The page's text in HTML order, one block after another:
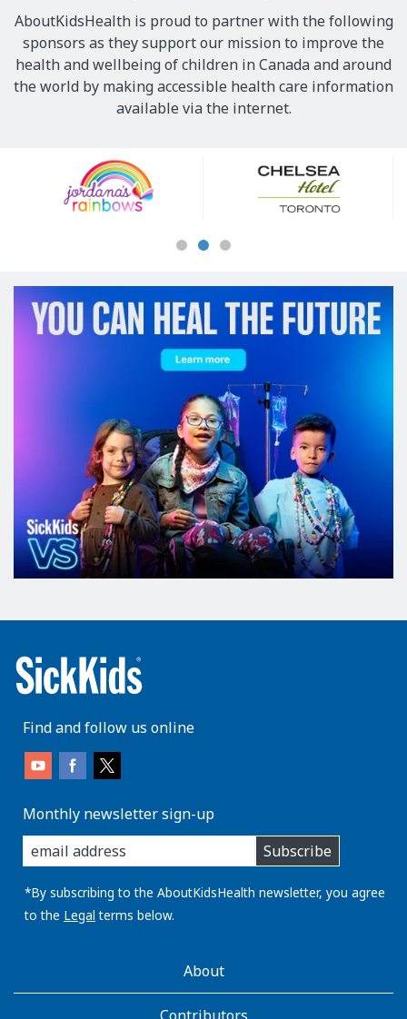
AboutKidsHealth is proud to partner with the following
sponsors as they support our mission to improve the
health and wellbeing of children in Canada and around
the world by making accessible health care information
available via the internet.
Sponsors
Find and follow us online
Monthly newsletter sign-up
enter
you
email
address:
Subscribe
*By subscribing to the AboutKidsHealth newsletter, you agree
to the Legal terms below.
AboutKidsHealthAbout